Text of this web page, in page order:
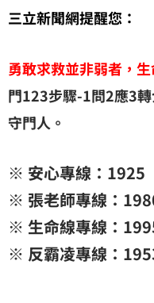
三立新聞網提醒您：
勇敢求救並非弱者，
門123步驟-1問2應3
守門人。
※ 安心專線：1925
※ 張老師專線：
※ 生命線專線：
※ 反霸凌專線：